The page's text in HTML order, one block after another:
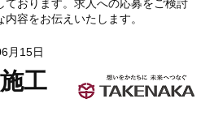
ております。求人への応募をご検討
容をお伝えいたします。
月15日
工